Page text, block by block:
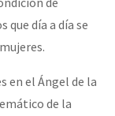
que día a día se
en el Ángel de la
de la